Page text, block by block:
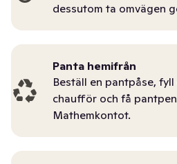
dessutom ta omvägen
Panta hemifrån
Beställ en pantpåse,
chaufför och få
Mathemkontot.